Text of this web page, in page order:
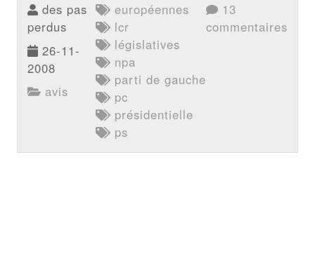
des pas
perdus
26-11-
2008
avis
européennes
lcr
législatives
npa
parti de gauche
pc
présidentielle
ps
13
commentaires